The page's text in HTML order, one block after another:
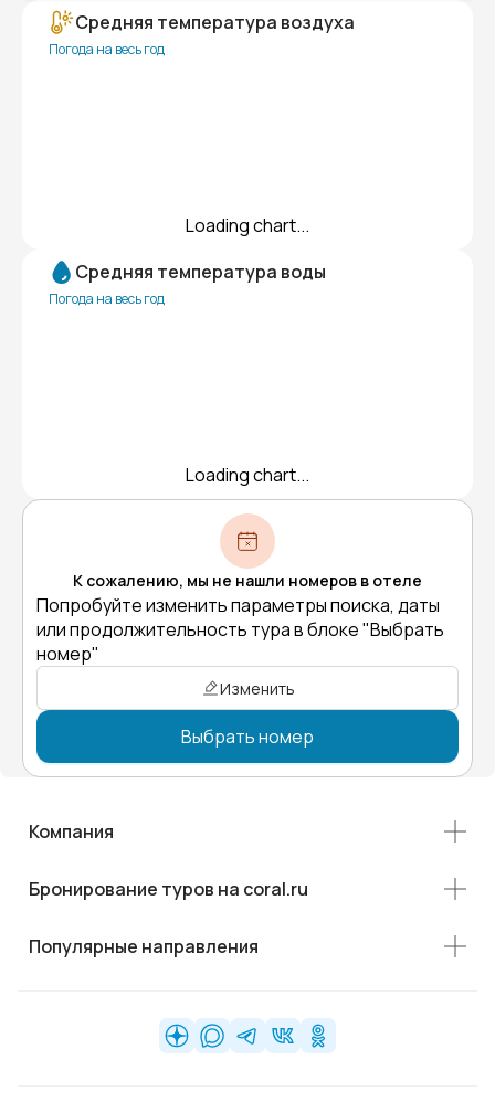
Средняя температура воздуха
Погода на весь год
Loading chart...
Средняя температура воды
Погода на весь год
Loading chart...
К сожалению, мы не нашли номеров в отеле
Попробуйте изменить параметры поиска, даты
или продолжительность тура в блоке "Выбрать
номер"
Изменить
Выбрать номер
Компания
Бронирование туров на coral.ru
Популярные направления